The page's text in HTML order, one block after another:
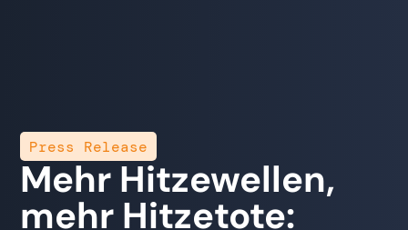
Press Release
Mehr Hitzewellen,
mehr Hitzetote: